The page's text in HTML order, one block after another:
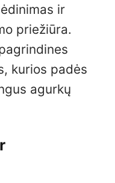
ir
priežiūra.
kurios padės
agurkų